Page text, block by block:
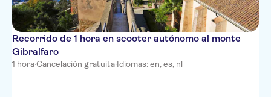
Recorrido de 1 hora en scooter autónomo al monte
Gibralfaro
1 hora·Cancelación gratuita·Idiomas: en, es, nl